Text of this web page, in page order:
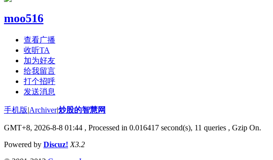
moo516
查看广播
收听TA
加为好友
给我留言
打个招呼
发送消息
手机版|Archiver|炒股的智慧网
GMT+8, 2026-8-8 01:44 , Processed in 0.016417 second(s), 11 queries , Gzip On.
Powered by Discuz! X3.2